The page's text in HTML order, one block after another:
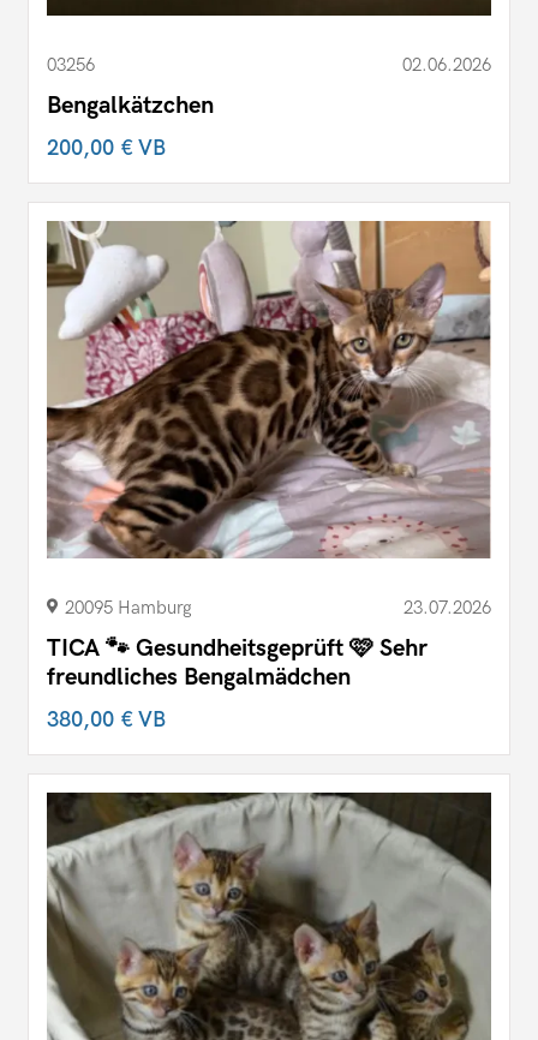
03256 02.06.2026
Bengalkätzchen
200,00 €VB
20095 Hamburg 23.07.2026
TICA 🐾 Gesundheitsgeprüft 🩷 Sehr
freundliches Bengalmädchen
380,00 €VB